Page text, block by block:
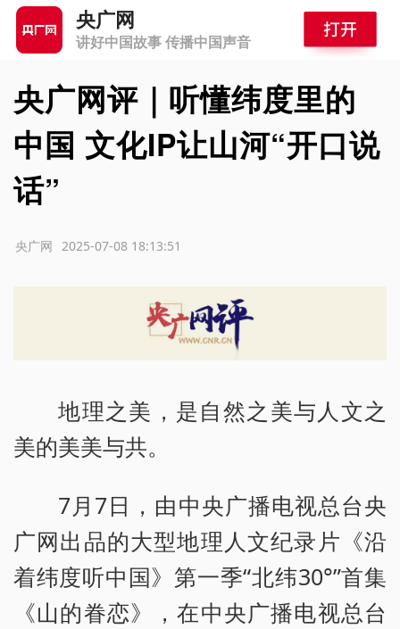
央广网
讲好中国故事 传播中国声音
央广网评｜听懂纬度里的
中国 文化IP让山河“开口说
话”
2025-07-08 18:13:51
央广网
地理之美，是自然之美与人文之
美的美美与共。
7月7日，由中央广播电视总台央
广网出品的大型地理人文纪录片《沿
着纬度听中国》第一季“北纬30°”首集
《山的眷恋》，在中央广播电视总台